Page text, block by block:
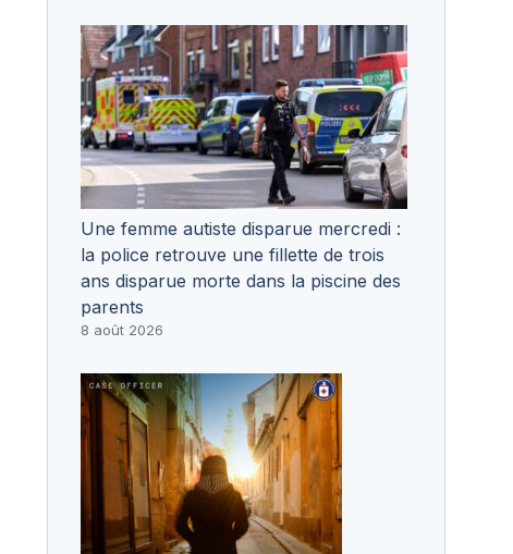
Une femme autiste disparue mercredi :
la police retrouve une fillette de trois
ans disparue morte dans la piscine des
parents
8 août 2026